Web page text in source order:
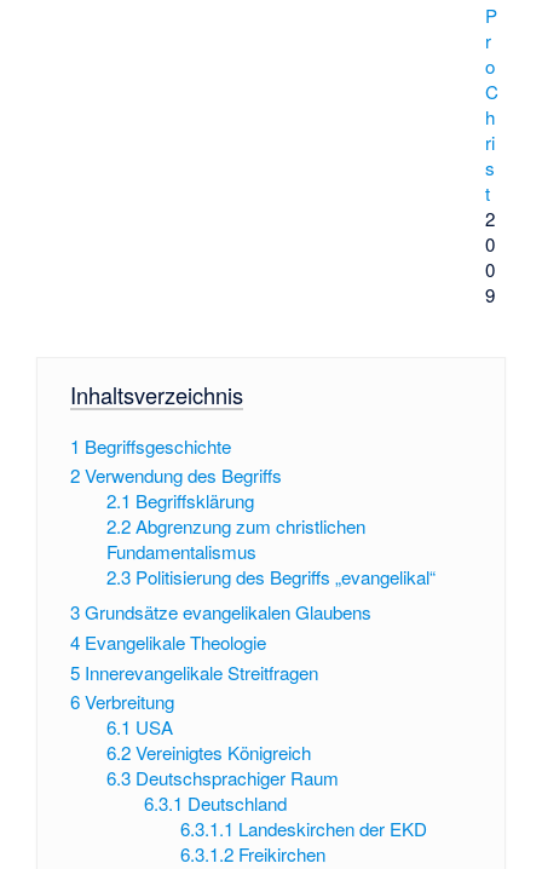
P
r
o
C
h
ri
s
t
2
0
0
9
Inhaltsverzeichnis
1 Begriffsgeschichte
2Verwendung des Begriffs
2.1 Begriffsklärung
2.2 Abgrenzung zum christlichen
Fundamentalismus
2.3 Politisierung des Begriffs „evangelikal“
3Grundsätze evangelikalen Glaubens
4 Evangelikale Theologie
5 Innerevangelikale Streitfragen
6Verbreitung
6.1 USA
6.2 Vereinigtes Königreich
6.3 Deutschsprachiger Raum
6.3.1 Deutschland
6.3.1.1 Landeskirchen der EKD
6.3.1.2 Freikirchen